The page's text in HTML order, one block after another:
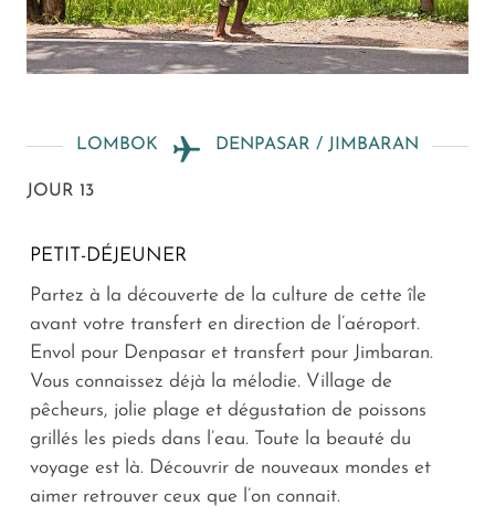
LOMBOK DENPASAR / JIMBARAN
JOUR 13
PETIT-DÉJEUNER
Partez à la découverte de la culture de cette île
avant votre transfert en direction de l’aéroport.
Envol pour Denpasar et transfert pour Jimbaran.
Vous connaissez déjà la mélodie. Village de
pêcheurs, jolie plage et dégustation de poissons
grillés les pieds dans l’eau. Toute la beauté du
voyage est là. Découvrir de nouveaux mondes et
aimer retrouver ceux que l’on connait.